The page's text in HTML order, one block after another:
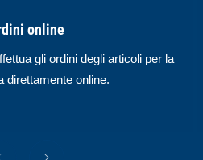
online
gli ordini degli articoli per la
direttamente online.